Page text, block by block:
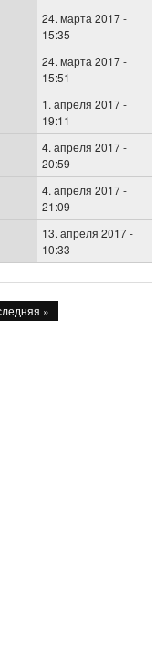
24. марта 2017 -
15:35
24. марта 2017 -
15:51
1. апреля 2017 -
19:11
4. апреля 2017 -
20:59
4. апреля 2017 -
21:09
13. апреля 2017 -
10:33
»